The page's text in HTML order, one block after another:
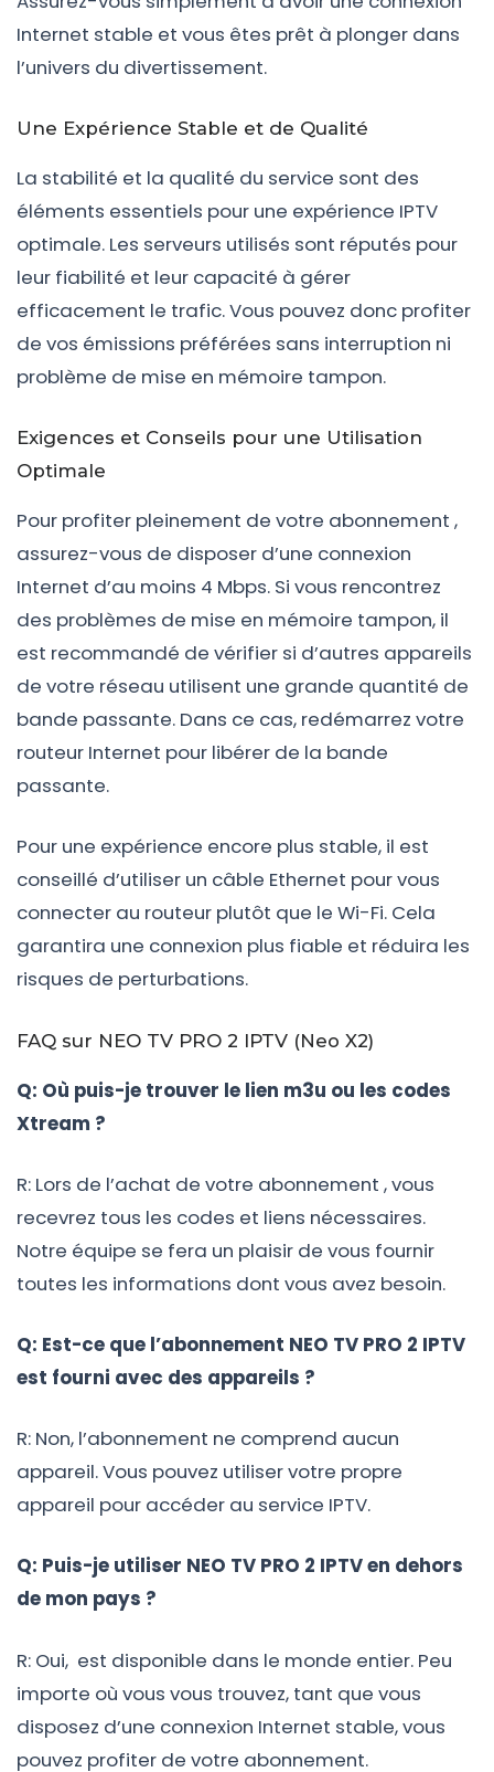
au
Internet stable et vous êtes prêt à plonger dans
l’univers du divertissement.
Une Expérience Stable et de Qualité
La stabilité et la qualité du service sont des
éléments essentiels pour une expérience IPTV
optimale. Les serveurs utilisés sont réputés pour
leur fiabilité et leur capacité à gérer
efficacement le trafic. Vous pouvez donc profiter
de vos émissions préférées sans interruption ni
problème de mise en mémoire tampon.
Exigences et Conseils pour une Utilisation
Optimale
Pour profiter pleinement de votre abonnement ,
assurez-vous de disposer d’une connexion
Internet d’au moins 4 Mbps. Si vous rencontrez
des problèmes de mise en mémoire tampon, il
est recommandé de vérifier si d’autres appareils
de votre réseau utilisent une grande quantité de
bande passante. Dans ce cas, redémarrez votre
routeur Internet pour libérer de la bande
passante.
Pour une expérience encore plus stable, il est
conseillé d’utiliser un câble Ethernet pour vous
connecter au routeur plutôt que le Wi-Fi. Cela
garantira une connexion plus fiable et réduira les
risques de perturbations.
FAQ sur NEO TV PRO 2 IPTV (Neo X2)
Q: Où puis-je trouver le lien m3u ou les codes
Xtream ?
R: Lors de l’achat de votre abonnement , vous
recevrez tous les codes et liens nécessaires.
Notre équipe se fera un plaisir de vous fournir
toutes les informations dont vous avez besoin.
Q: Est-ce que l’abonnement NEO TV PRO 2 IPTV
est fourni avec des appareils ?
R: Non, l’abonnement ne comprend aucun
appareil. Vous pouvez utiliser votre propre
appareil pour accéder au service IPTV.
Q: Puis-je utiliser NEO TV PRO 2 IPTV en dehors
de mon pays ?
R: Oui, est disponible dans le monde entier. Peu
importe où vous vous trouvez, tant que vous
disposez d’une connexion Internet stable, vous
pouvez profiter de votre abonnement.